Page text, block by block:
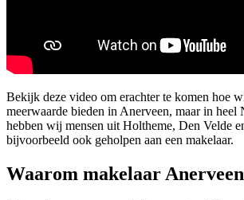
Bekijk deze video om erachter te komen hoe
meerwaarde bieden in Anerveen, maar in heel
hebben wij mensen uit Holtheme, Den Velde
bijvoorbeeld ook geholpen aan een makelaar.
Waarom makelaar Anerveen